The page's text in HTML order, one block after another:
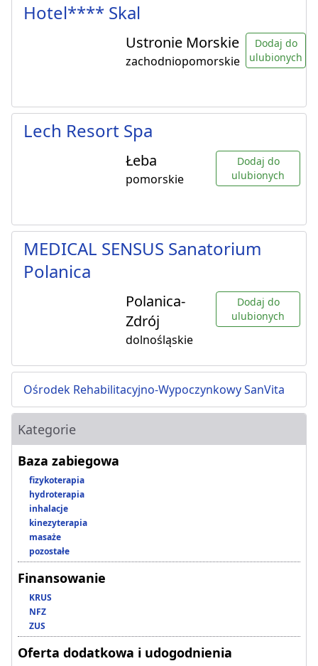
Hotel**** Skal
Ustronie Morskie
zachodniopomorskie
Dodaj do
ulubionych
Lech Resort Spa
Łeba
pomorskie
Dodaj do
ulubionych
MEDICAL SENSUS Sanatorium
Polanica
Polanica-
Zdrój
dolnośląskie
Dodaj do
ulubionych
Ośrodek Rehabilitacyjno-Wypoczynkowy SanVita
Kategorie
Baza zabiegowa
fizykoterapia
hydroterapia
inhalacje
kinezyterapia
masaże
pozostałe
Finansowanie
KRUS
NFZ
ZUS
Oferta dodatkowa i udogodnienia